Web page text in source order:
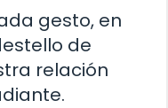
gesto, en
de
relación